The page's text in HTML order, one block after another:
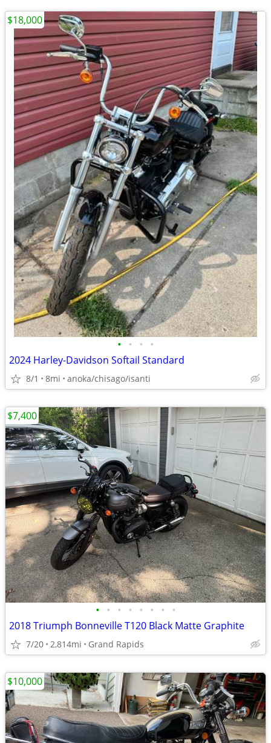
• • • •
2024 Harley-Davidson Softail Standard
8/1 8mi anoka/chisago/isanti
$18,000
• • • • • • • •
2018 Triumph Bonneville T120 Black Matte Graphite
7/20 2,814mi Grand Rapids
$7,400
$10,000